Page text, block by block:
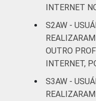
INTERNET
S2AW -
OUTRO
INTERNET,
S3AW -